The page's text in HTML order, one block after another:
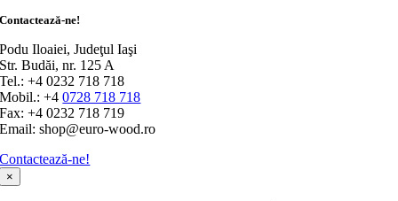
Contactează-ne!
Podu Iloaiei, Judeţul Iaşi
Str. Budăi, nr. 125 A
Tel.: +4 0232 718 718
Mobil.: +40728 718 718
Fax: +4 0232 718 719
Email: shop@euro-wood.ro
Contactează-ne!
×